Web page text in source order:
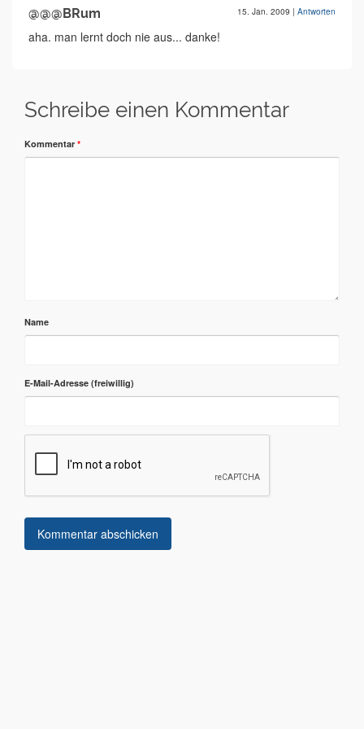
@@@BRum 15. Jan. 2009 | Antworten
aha. man lernt doch nie aus... danke!
Schreibe einen Kommentar
Kommentar *
Name
E-Mail-Adresse